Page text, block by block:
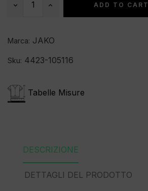
ADD TO CART
Marca: JAKO
Sku: 4423-105116
Tabelle Misure
DESCRIZIONE
DETTAGLI DEL PRODOTTO